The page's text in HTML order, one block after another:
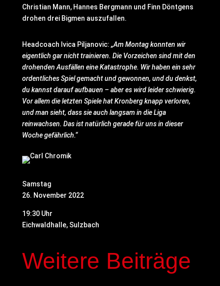
Christian Mann, Hannes Bergmann und Finn Döntgens
drohen drei Bigmen auszufallen.
Headcoach Ivica Piljanovic: „Am Montag konnten wir
eigentlich gar nicht trainieren. Die Vorzeichen sind mit den
drohenden Ausfällen eine Katastrophe. Wir haben ein sehr
ordentliches Spiel gemacht und gewonnen, und du denkst,
du kannst darauf aufbauen – aber es wird leider schwierig.
Vor allem die letzten Spiele hat Kronberg knapp verloren,
und man sieht, dass sie auch langsam in die Liga
reinwachsen. Das ist natürlich gerade für uns in dieser
Woche gefährlich.“
Samstag
26. November 2022
19:30 Uhr
Eichwaldhalle, Sulzbach
Weitere Beiträge